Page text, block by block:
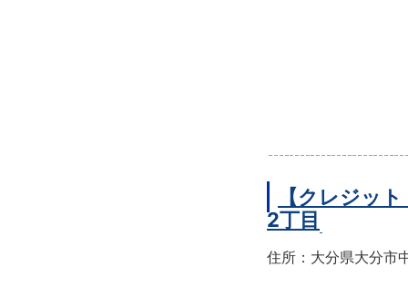
【クレジッ
2丁目
住所：大分県大分市